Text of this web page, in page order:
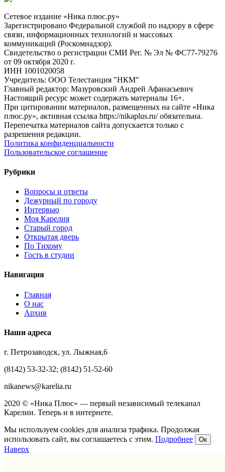
Сетевое издание «Ника плюс.ру»
Зарегистрировано Федеральной службой по надзору в сфере
связи, информационных технологий и массовых
коммуникаций (Роскомнадзор).
Свидетельство о регистрации СМИ Рег. № Эл № ФС77-79276
от 09 октября 2020 г.
ИНН 1001020058
Учредитель: ООО Телестанция "НКМ"
Главный редактор: Мазуровский Андрей Афанасьевич
Настоящий ресурс может содержать материалы 16+.
При цитировании материалов, размещенных на сайте «Ника
плюс.ру», активная ссылка https://nikaplus.ru/ обязательна.
Перепечатка материалов сайта допускается только с
разрешения редакции.
Политика конфиденциальности
Пользовательское соглашение
Рубрики
Вопросы и ответы
Дежурный по городу
Интервью
Моя Карелия
Старый город
Открытая дверь
По Тихому
Гость в студии
Навигация
Главная
О нас
Архив
Наши адреса
г. Петрозаводск, ул. Лыжная,6
(8142) 53-32-32; (8142) 51-52-60
nikanews@karelia.ru
2020 © «Ника Плюс» — первый независимый телеканал
Карелии. Теперь и в интернете.
Мы используем cookies для анализа трафика. Продолжая
использовать сайт, вы соглашаетесь с этим. Подробнее Ок
Наверх